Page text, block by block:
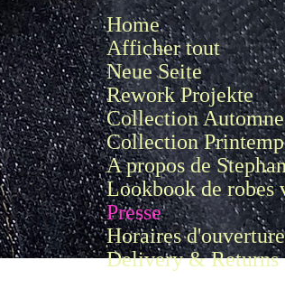
Home
Afficher tout
Neue Seite
Rework Projekte
Collection
Collection
A propos de
Lookbook de robes
Presse
Horaires
Delivery & Returns